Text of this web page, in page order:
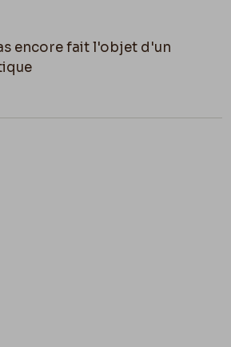
encore fait l'objet d'un